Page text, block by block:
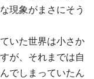
現象がまさにそう
いた世界は小さか
が、それまでは自
でしまっていたん